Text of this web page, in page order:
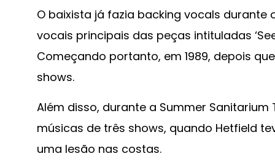
O baixista já fazia backing vocals durante
vocais principais das peças intituladas
Começando portanto, em 1989, depois
shows.
Além disso, durante a Summer
músicas de três shows, quando Hetfield
uma lesão nas costas.